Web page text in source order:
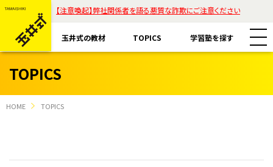
【注意喚起】弊社関係者を語る悪質な詐欺にご注意ください
玉井式の教材 TOPICS 学習塾を探す
TOPICS
HOME TOPICS